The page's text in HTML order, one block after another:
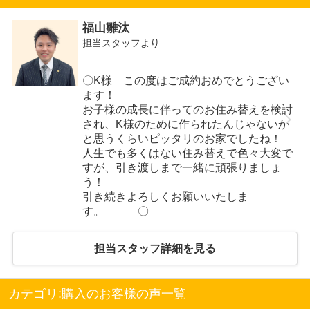
福山雛汰
担当スタッフより
〇K様 この度はご成約おめでとうござい
ます！
お子様の成長に伴ってのお住み替えを検討
され、K様のために作られたんじゃないか
と思うくらいピッタリのお家でしたね！
人生でも多くはない住み替えで色々大変で
すが、引き渡しまで一緒に頑張りましょ
う！
引き続きよろしくお願いいたしま
す。 〇
担当スタッフ詳細を見る
カテゴリ:購入のお客様の声一覧